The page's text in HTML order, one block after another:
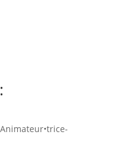
Animateur•trice-